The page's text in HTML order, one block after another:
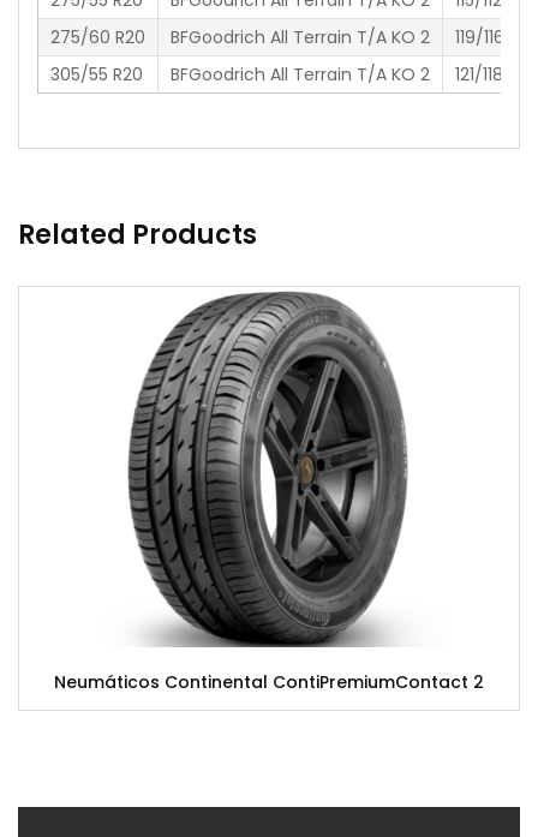
275/60 R20
BFGoodrich All Terrain T/A KO 2
119/116 S
305/55 R20
BFGoodrich All Terrain T/A KO 2 121/118 S
Related Products
Neumáticos Continental ContiPremiumContact 2